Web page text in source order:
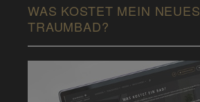
WAS KOSTET MEIN NEUES
TRAUMBAD?